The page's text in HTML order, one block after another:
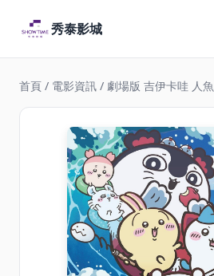
秀泰影城
首頁 / 電影資訊 / 劇場版 吉伊卡哇 人